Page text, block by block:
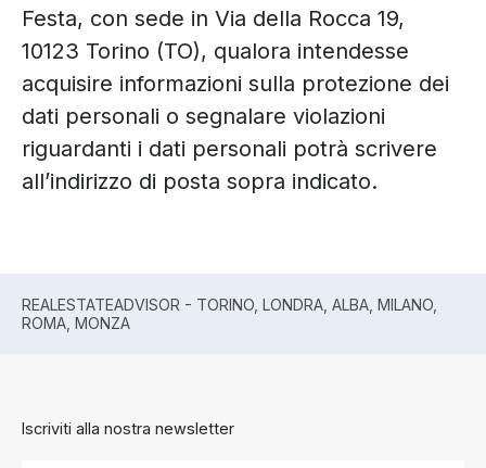
Festa, con sede in Via della Rocca 19,
10123 Torino (TO), qualora intendesse
acquisire informazioni sulla protezione dei
dati personali o segnalare violazioni
riguardanti i dati personali potrà scrivere
all’indirizzo di posta sopra indicato.
REALESTATEADVISOR - TORINO, LONDRA, ALBA, MILANO,
ROMA, MONZA
Iscriviti alla nostra newsletter